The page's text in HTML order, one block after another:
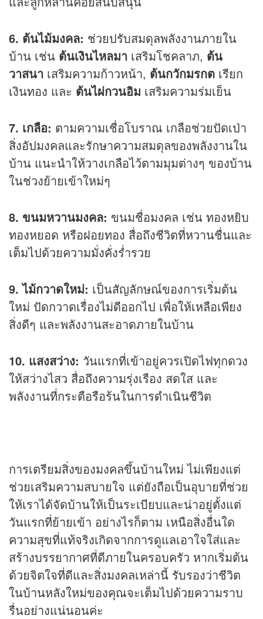
6. ต้นไม้มงคล: ช่วยปรับสมดุลพลังงานภายใน
บ้าน เช่น ต้นเงินไหลมา เสริมโชคลาภ, ต้น
วาสนา เสริมความก้าวหน้า, ต้นกวักมรกต เรียก
เงินทอง และ ต้นไผ่กวนอิม เสริมความร่มเย็น
7. เกลือ: ตามความเชื่อโบราณ เกลือช่วยปัดเป่า
สิ่งอัปมงคลและรักษาความสมดุลของพลังงานใน
บ้าน แนะนำให้วางเกลือไว้ตามมุมต่างๆ ของบ้าน
ในช่วงย้ายเข้าใหม่ๆ
8. ขนมหวานมงคล: ขนมชื่อมงคล เช่น ทองหยิบ
ทองหยอด หรือฝอยทอง สื่อถึงชีวิตที่หวานชื่นและ
เต็มไปด้วยความมั่งคั่งร่ำรวย
9. ไม้กวาดใหม่: เป็นสัญลักษณ์ของการเริ่มต้น
ใหม่ ปัดกวาดเรื่องไม่ดีออกไป เพื่อให้เหลือเพียง
สิ่งดีๆ และพลังงานสะอาดภายในบ้าน
10. แสงสว่าง: วันแรกที่เข้าอยู่ควรเปิดไฟทุกดวง
ให้สว่างไสว สื่อถึงความรุ่งเรือง สดใส และ
พลังงานที่กระตือรือร้นในการดำเนินชีวิต
การเตรียมสิ่งของมงคลขึ้นบ้านใหม่ ไม่เพียงแต่
ช่วยเสริมความสบายใจ แต่ยังถือเป็นอุบายที่ช่วย
ให้เราได้จัดบ้านให้เป็นระเบียบและน่าอยู่ตั้งแต่
วันแรกที่ย้ายเข้า อย่างไรก็ตาม เหนือสิ่งอื่นใด
ความสุขที่แท้จริงเกิดจากการดูแลเอาใจใส่และ
สร้างบรรยากาศที่ดีภายในครอบครัว หากเริ่มต้น
ด้วยจิตใจที่ดีและสิ่งมงคลเหล่านี้ รับรองว่าชีวิต
ในบ้านหลังใหม่ของคุณจะเต็มไปด้วยความราบ
รื่นอย่างแน่นอนค่ะ